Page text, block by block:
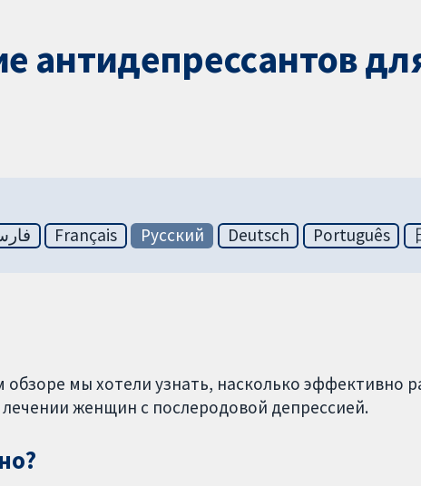
антидепрессантов
Français Русский Deutsch Português
обзоре мы хотели узнать, насколько эффективно
женщин с послеродовой депрессией.